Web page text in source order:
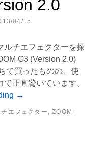
2.0
04/15
ルチエフェクターを探
G3 (Version 2.0)
で買ったものの、使
正直驚いています。
→
チエフェクター ,ZOOM